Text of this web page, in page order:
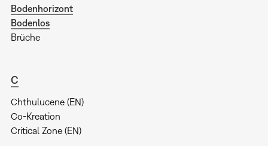
Bodenhorizont
Bodenlos
Brüche
C
Chthulucene (EN)
Co-Kreation
Critical Zone (EN)